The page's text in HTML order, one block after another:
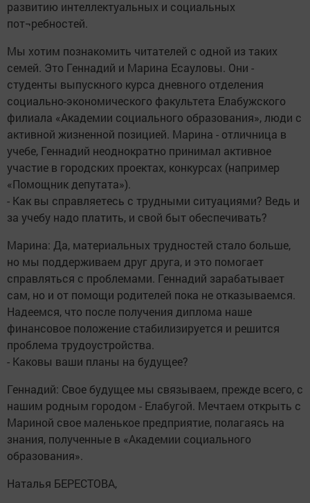
развитию интеллектуальных и социальных
пот¬ребностей.
Мы хотим познакомить читателей с одной из таких
семей. Это Геннадий и Марина Есауловы. Они -
студенты выпускного курса дневного отделения
социально-экономического факультета Елабужского
филиала «Академии социального образования», люди с
активной жизненной позицией. Марина - отличница в
учебе, Геннадий неоднократно принимал активное
участие в городских проектах, конкурсах (например
«Помощник депутата»).
- Как вы справляетесь с трудными ситуациями? Ведь и
за учебу надо платить, и свой быт обеспечивать?
Марина: Да, материальных трудностей стало больше,
но мы поддерживаем друг друга, и это помогает
справляться с проблемами. Геннадий зарабатывает
сам, но и от помощи родителей пока не отказываемся.
Надеемся, что после получения диплома наше
финансовое положение стабилизируется и решится
проблема трудоустройства.
- Каковы ваши планы на будущее?
Геннадий: Свое будущее мы связываем, прежде всего, с
нашим родным городом - Елабугой. Мечтаем открыть с
Мариной свое маленькое предприятие, полагаясь на
знания, полученные в «Академии социального
образования».
Наталья БЕРЕСТОВА,